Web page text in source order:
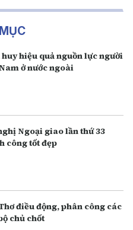
huy hiệu quả nguồn lực người
ở nước ngoài
Ngoại giao lần thứ 33
công tốt đẹp
điều động, phân công các
chủ chốt